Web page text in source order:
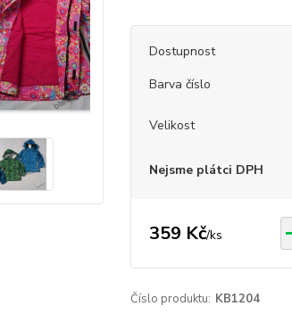
Dostupnost
Barva číslo
Velikost
Nejsme plátci DPH
359 Kč/ks
Číslo produktu: KB1204